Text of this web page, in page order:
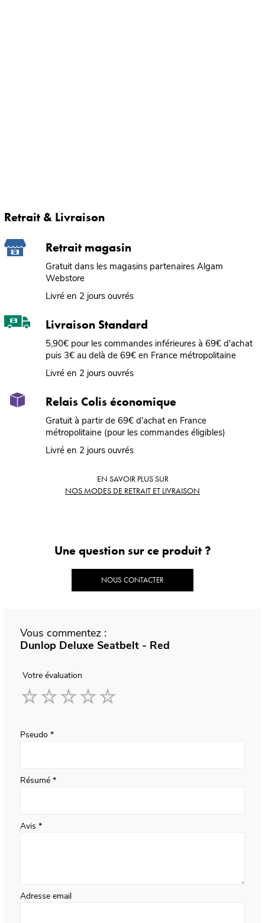
Retrait & Livraison
Retrait magasin
Gratuit dans les magasins partenaires Algam
Webstore
Livré en 2 jours ouvrés
Livraison Standard
5,90€ pour les commandes inférieures à 69€ d'achat
puis 3€ au delà de 69€ en France métropolitaine
Livré en 2 jours ouvrés
Relais Colis économique
Gratuit à partir de 69€ d'achat en France
métropolitaine (pour les commandes éligibles)
Livré en 2 jours ouvrés
EN SAVOIR PLUS SUR
NOS MODES DE RETRAIT ET LIVRAISON
Une question sur ce produit ?
NOUS CONTACTER
Vous commentez :
Dunlop Deluxe Seatbelt - Red
Votre évaluation
Pseudo
Résumé
Avis
Adresse email